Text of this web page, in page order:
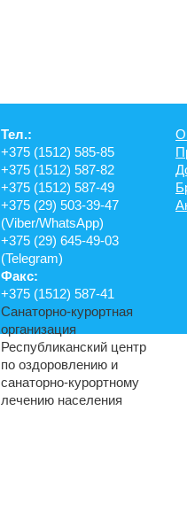
Тел.:
+375 (1512) 585-85
+375 (1512) 587-82
+375 (1512) 587-49
+375 (29) 503-39-47
(Viber/WhatsApp)
+375 (29) 645-49-03
(Telegram)
Факс:
+375 (1512) 587-41
Санаторно-курортная
организация
Республиканский центр
по оздоровлению и
санаторно-курортному
лечению населения
О